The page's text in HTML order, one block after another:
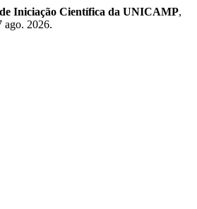
Iniciação Científica da UNICAMP,
ago. 2026.